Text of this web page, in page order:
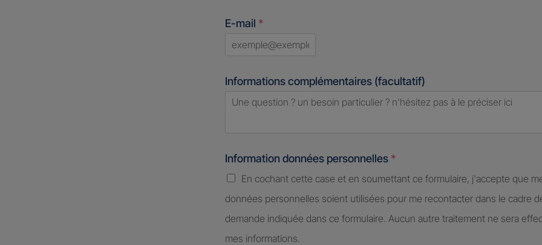
selected
E-mail *
Informations complémentaires (facultatif)
Information données personnelles *
En cochant cette case et en soumettant ce formulaire, j'accepte que
données personnelles soient utilisées pour me recontacter dans le cadre
demande indiquée dans ce formulaire. Aucun autre traitement ne sera
mes informations.